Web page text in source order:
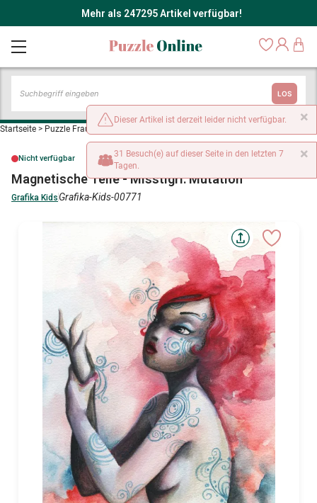
Mehr als 247295 Artikel verfügbar!
LOS
Startseite > Puzzle Frauen und Männer
Nicht verfügbar
Magnetische Teile - Misstigri: Mutation
Grafika Kids Grafika-Kids-00771
×
Dieser Artikel ist derzeit leider nicht verfügbar.
×
31 Besuch(e) auf dieser Seite in den letzten 7
Tagen.